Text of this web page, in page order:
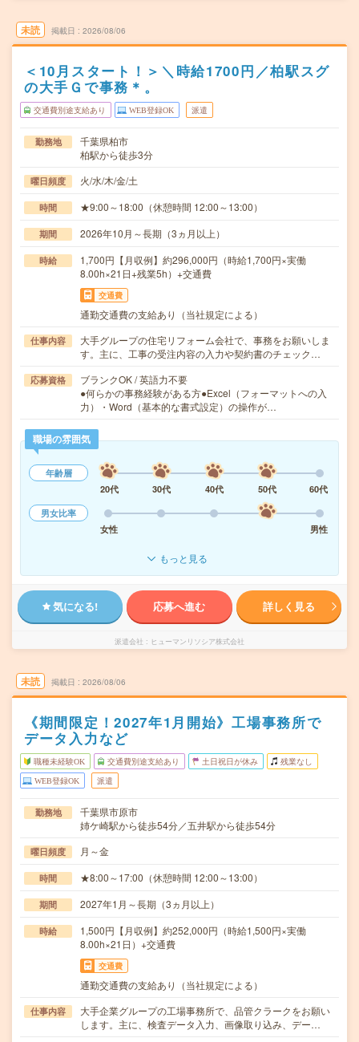
未読 掲載日 2026/08/06
＜10月スタート！＞＼時給1700円／柏駅スグ
の大手Ｇで事務＊。
交通費別途支給あり WEB登録OK 派遣
勤務地
千葉県柏市
柏駅から徒歩3分
曜日頻度 火/水/木/金/土
時間 ★9:00～18:00（休憩時間 12:00～13:00）
期間 2026年10月～長期（3ヵ月以上）
時給
1,700円【月収例】約296,000円（時給1,700円×実働
8.00h×21日+残業5h）+交通費
交通費
通勤交通費の支給あり（当社規定による）
仕事内容
大手グループの住宅リフォーム会社で、事務をお願いしま
す。主に、工事の受注内容の入力や契約書のチェック…
応募資格
ブランクOK / 英語力不要
●何らかの事務経験がある方●Excel（フォーマットへの入
力）・Word（基本的な書式設定）の操作が…
職場の雰囲気
年齢層
20代
30代 40代 50代
60代
男女比率
女性
男性
もっと見る
気になる! 応募へ進む 詳しく見る
派遣会社 ヒューマンリソシア株式会社
未読 掲載日 2026/08/06
《期間限定！2027年1月開始》工場事務所で
データ入力など
職種未経験OK 交通費別途支給あり 土日祝日が休み 残業なし
WEB登録OK 派遣
勤務地
千葉県市原市
姉ケ崎駅から徒歩54分／五井駅から徒歩54分
曜日頻度 月～金
時間 ★8:00～17:00（休憩時間 12:00～13:00）
期間 2027年1月～長期（3ヵ月以上）
時給
1,500円【月収例】約252,000円（時給1,500円×実働
8.00h×21日）+交通費
交通費
通勤交通費の支給あり（当社規定による）
仕事内容
大手企業グループの工場事務所で、品管クラークをお願い
します。主に、検査データ入力、画像取り込み、デー…